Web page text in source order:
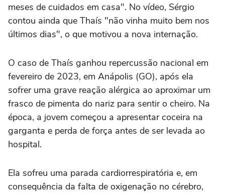
meses de cuidados em casa". No vídeo, Sérgio
contou ainda que Thaís "não vinha muito bem nos
últimos dias", o que motivou a nova internação.
O caso de Thaís ganhou repercussão nacional em
fevereiro de 2023, em Anápolis (GO), após ela
sofrer uma grave reação alérgica ao aproximar um
frasco de pimenta do nariz para sentir o cheiro. Na
época, a jovem começou a apresentar coceira na
garganta e perda de força antes de ser levada ao
hospital.
Ela sofreu uma parada cardiorrespiratória e, em
consequência da falta de oxigenação no cérebro,